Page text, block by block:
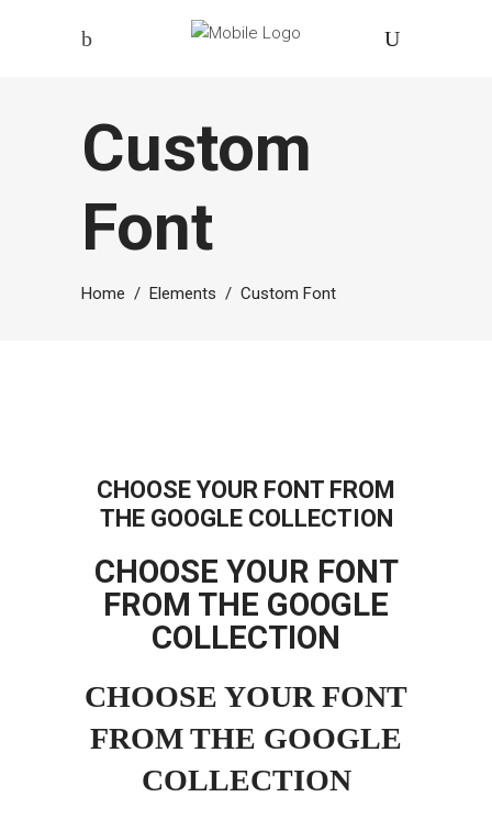
Custom
Font
Home / Elements / Custom Font
CHOOSE YOUR FONT FROM
THE GOOGLE COLLECTION
CHOOSE YOUR FONT
FROM THE GOOGLE
COLLECTION
CHOOSE YOUR FONT
FROM THE GOOGLE
COLLECTION